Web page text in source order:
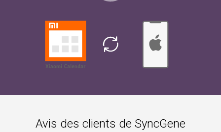
Avis des clients de SyncGene